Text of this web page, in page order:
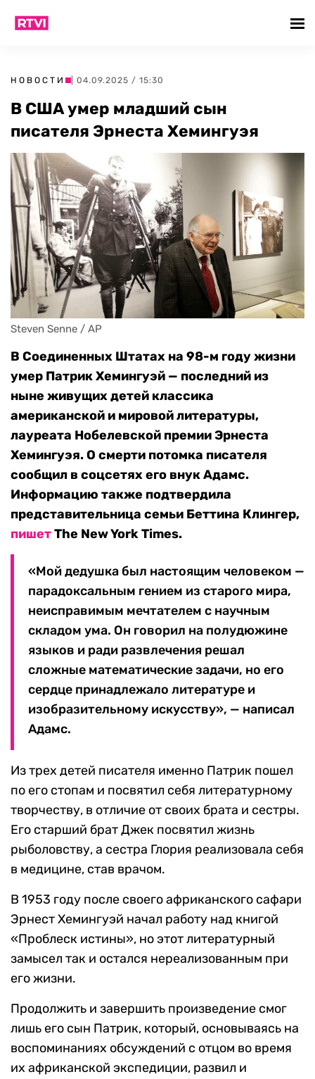
НОВОСТИ | 04.09.2025 / 15:30
В США умер младший сын
писателя Эрнеста Хемингуэя
Steven Senne / AP
В Соединенных Штатах на 98-м году жизни
умер Патрик Хемингуэй — последний из
ныне живущих детей классика
американской и мировой литературы,
лауреата Нобелевской премии Эрнеста
Хемингуэя. О смерти потомка писателя
сообщил в соцсетях его внук Адамс.
Информацию также подтвердила
представительница семьи Беттина Клингер,
пишетThe New York Times.
«Мой дедушка был настоящим человеком —
парадоксальным гением из старого мира,
неисправимым мечтателем с научным
складом ума. Он говорил на полудюжине
языков и ради развлечения решал
сложные математические задачи, но его
сердце принадлежало литературе и
изобразительному искусству», — написал
Адамс.
Из трех детей писателя именно Патрик пошел
по его стопам и посвятил себя литературному
творчеству, в отличие от своих брата и сестры.
Его старший брат Джек посвятил жизнь
рыболовству, а сестра Глория реализовала себя
в медицине, став врачом.
В 1953 году после своего африканского сафари
Эрнест Хемингуэй начал работу над книгой
«Проблеск истины», но этот литературный
замысел так и остался нереализованным при
его жизни.
Продолжить и завершить произведение смог
лишь его сын Патрик, который, основываясь на
воспоминаниях обсуждений с отцом во время
их африканской экспедиции, развил и